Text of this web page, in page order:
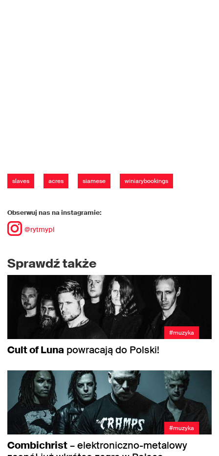
slaves acres siamese winiarybookings
Obserwuj nas na instagramie:
@rytmypl
Sprawdź także
#muzyka
Cult of Luna powracają do Polski!
#muzyka
Combichrist– elektroniczno-metalowy